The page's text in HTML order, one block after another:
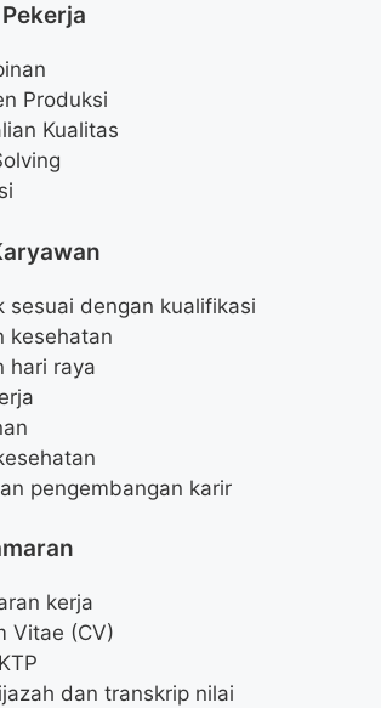
Produksi
Kualitas
sesuai dengan kualifikasi
kesehatan
hari raya
pengembangan karir
kerja
Vitae (CV)
dan transkrip nilai